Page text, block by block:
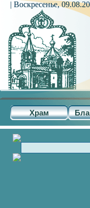
Храм
| Воскресенье,